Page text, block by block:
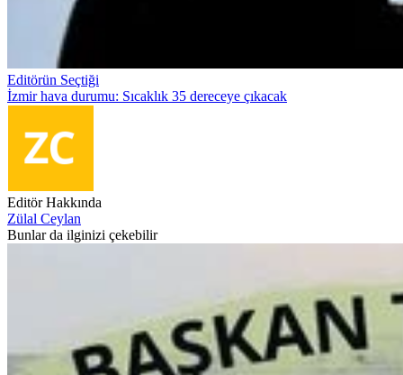
Editörün Seçtiği
İzmir hava durumu: Sıcaklık 35 dereceye çıkacak
Editör Hakkında
Zülal Ceylan
Bunlar da ilginizi çekebilir